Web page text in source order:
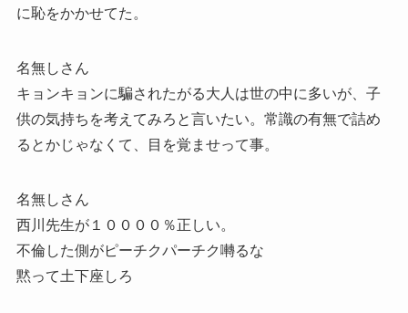
に恥をかかせてた。
名無しさん
キョンキョンに騙されたがる大人は世の中に多いが、子
供の気持ちを考えてみろと言いたい。常識の有無で詰め
るとかじゃなくて、目を覚ませって事。
名無しさん
西川先生が１００００％正しい。
不倫した側がピーチクパーチク囀るな
黙って土下座しろ